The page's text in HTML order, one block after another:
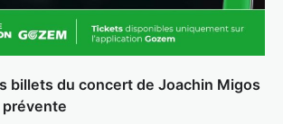
billets du concert de Joachin Migos